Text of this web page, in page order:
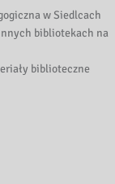
w Siedlcach
bibliotekach na
biblioteczne